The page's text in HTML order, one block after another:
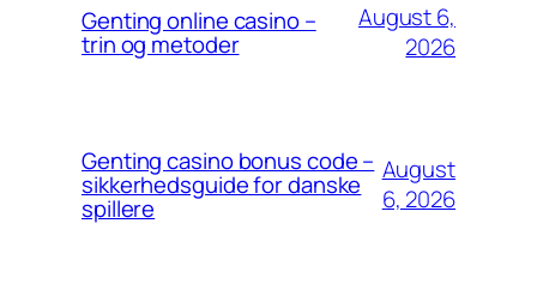
Genting online casino –
trin og metoder
August 6,
2026
Genting casino bonus code –
sikkerhedsguide for danske
spillere
August
6, 2026